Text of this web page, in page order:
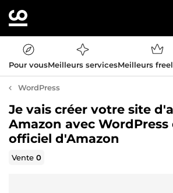
Pour vousMeilleurs servicesMeilleurs
WordPress
Je vais créer votre site
Amazon avec
officiel d'Amazon
Vente0